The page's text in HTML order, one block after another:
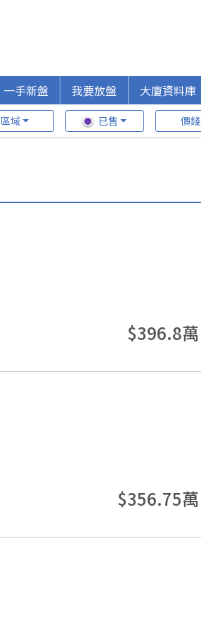
一手新盤 我要放盤 大廈資料庫
區域 已售 價錢
$396.8萬
$356.75萬